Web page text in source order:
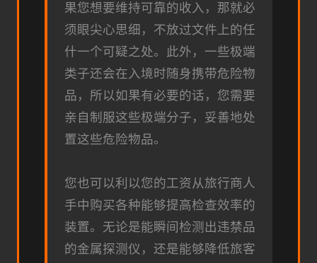
果您想要维持可靠的收入，那就必
须眼尖心思细，不放过文件上的任
什一个可疑之处。此外，一些极端
类子还会在入境时随身携带危险物
品，所以如果有必要的话，您需要
亲自制服这些极端分子，妥善地处
置这些危险物品。
您也可以利以您的工资从旅行商人
手中购买各种能够提高检查效率的
装置。无论是能瞬间检测出违禁品
的金属探测仪，还是能够降低旅客